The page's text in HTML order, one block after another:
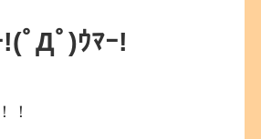
(ﾟДﾟ)ｳﾏｰ!
！